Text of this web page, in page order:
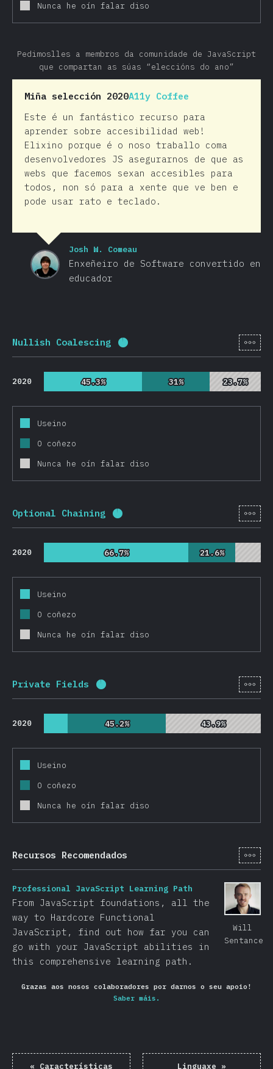
Nunca he oín falar diso
Pedimoslles a membros da comunidade de JavaScript
que compartan as súas “eleccións do ano”
Miña selección 2020A11y Coffee
Este é un fantástico recurso para
aprender sobre accesibilidad web!
Elixino porque é o noso traballo coma
desenvolvedores JS asegurarnos de que as
webs que facemos sexan accesibles para
todos, non só para a xente que ve ben e
pode usar rato e teclado.
Josh W. Comeau
Enxeñeiro de Software convertido en
educador
Nullish Coalescing Porcentaxe completado: 95.7
[gl-
2020 45.3%
45.3% 31%
31% 23.7%
23.7%
Useino
O coñezo
Nunca he oín falar diso
Optional Chaining Porcentaxe completado: 95.7 %
[gl-
2020 66.7%
66.7% 21.6%
21.6%
Useino
O coñezo
Nunca he oín falar diso
Private Fields Porcentaxe completado: 95.9 % (
[gl-
2020 45.2%
45.2% 43.9%
43.9%
Useino
O coñezo
Nunca he oín falar diso
Recursos Recomendados [gl-
Will
Sentance
Professional JavaScript Learning Path
From JavaScript foundations, all the
way to Hardcore Functional
JavaScript, find out how far you can
go with your JavaScript abilities in
this comprehensive learning path.
Grazas aos nosos colaboradores por darnos o seu apoio!
Saber máis.
« Características Linguaxe »